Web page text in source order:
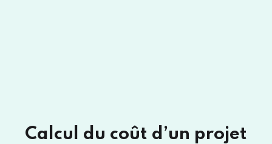
Calcul du coût d’un projet